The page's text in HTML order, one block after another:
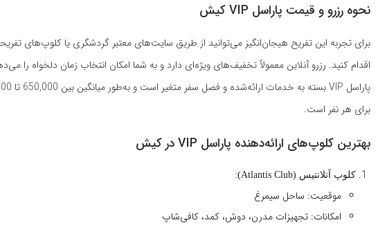
نحوه رزرو و قیمت پاراسل VIP کیش
برای تجربه این تفریح هیجان‌انگیز می‌توانید از طریق سایت‌های معتبر گردشگری یا کلوپ‌های
اقدام کنید. رزرو آنلاین معمولاً تخفیف‌های ویژه‌ای دارد و به شما امکان انتخاب زمان دلخواه را
برای هر نفر است.
بهترین کلوپ‌های ارائه‌دهنده پاراسل VIP در کیش
کلوپ آتلانتیس (Atlantis Club):
موقعیت: ساحل سیمرغ
امکانات: تجهیزات مدرن، دوش، کمد، کافی‌شاپ